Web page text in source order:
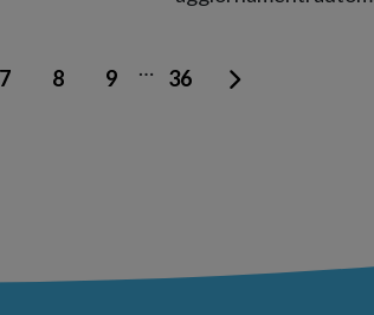
7 8 9 … 36